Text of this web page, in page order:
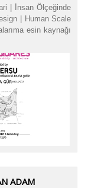
| İnsan Ölçeğinde
| Human Scale
esin kaynağı
ADAM